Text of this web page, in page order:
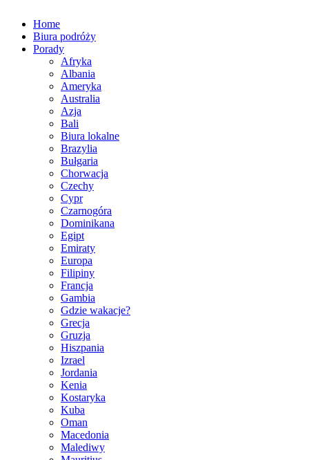
Home
Biura podróży
Porady
Afryka
Albania
Ameryka
Australia
Azja
Bali
Biura lokalne
Brazylia
Bułgaria
Chorwacja
Czechy
Cypr
Czarnogóra
Dominikana
Egipt
Emiraty
Europa
Filipiny
Francja
Gambia
Gdzie wakacje?
Grecja
Gruzja
Hiszpania
Izrael
Jordania
Kenia
Kostaryka
Kuba
Oman
Macedonia
Malediwy